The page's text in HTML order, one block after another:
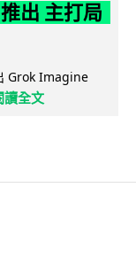
出 主打局
Grok Imagine
讀全文